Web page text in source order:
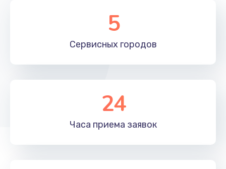
5
Сервисных городов
24
Часа приема заявок